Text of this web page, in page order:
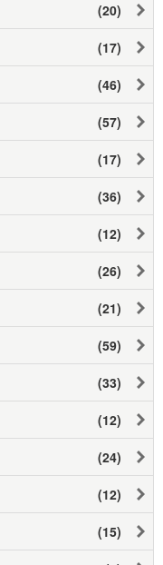
(20)
(17)
(46)
(57)
(17)
(36)
(12)
(26)
(21)
(59)
(33)
(12)
(24)
(12)
(15)